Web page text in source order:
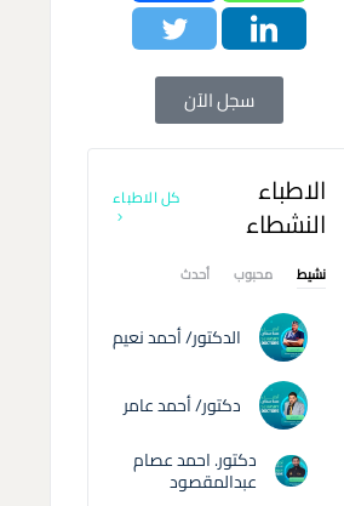
سجل الآن
الاطباء
النشطاء
كل الاطباء
نشيط محبوب أحدث
الدكتور/ أحمد نعيم
دكتور/ أحمد عامر
دكتور. احمد عصام
عبدالمقصود